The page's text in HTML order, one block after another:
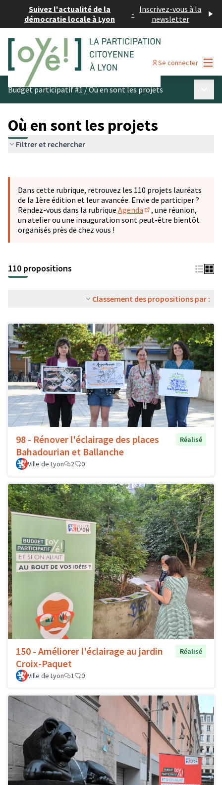
Suivez l'actualité de la
démocratie locale à Lyon
- Inscrivez-vous à la
newsletter
Se connecter
Budget participatif #1/Où en sont les projets
Où en sont les projets
Filtrer et rechercher
−
Dans cette rubrique, retrouvez les 110 projets lauréats
de la 1ère édition et leur avancée. Envie de participer ?
Rendez-vous dans la rubrique Agenda
(S'ouvre dans un
, une réunion,
un atelier ou une inauguration sont peut-être bientôt
organisés près de chez vous !
110 propositions
Classement des propositions par :
98 - Rénover l'éclairage des places
Bahadourian et Ballanche
Réalisé
Ville de Lyon 2 0
150 - Améliorer l'éclairage au jardin
Croix-Paquet
Réalisé
Ville de Lyon 1 0